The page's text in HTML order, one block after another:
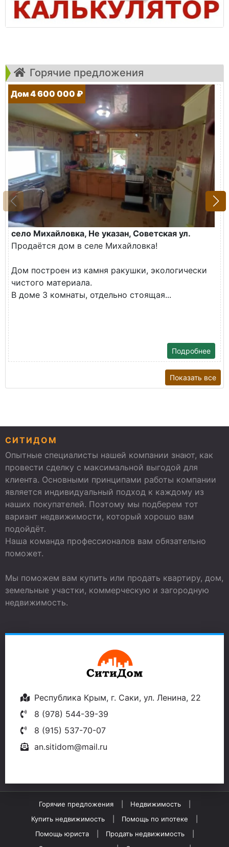
Горячие предложения
Дом 4 600 000 ₽
село Михайловка, Не указан, Советская ул.
Продаётся дом в селе Михайловка!
Дом построен из камня ракушки, экологически
чистого материала.
В доме 3 комнаты, отдельно стоящая...
Подробнее
Показать все
СИТИДОМ
Опытные специалисты нашей компании знают, как
провести сделку с максимальной выгодой для
клиента. Основными принципами работы компании
является индивидуальный подход к каждому из
наших покупателей. Поэтому мы подберем тот
вариант недвижимости, который хорошо вам
подойдёт.
Наша команда профессионалов вам обязательно
поможет.
Мы поможем вам купить или продать квартиру, дом,
земельные участки, коммерческую и загородную
недвижимость.
Республика Крым, г. Саки, ул. Ленина, 22
8 (978) 544-39-39
8 (915) 537-70-07
an.sitidom@mail.ru
Горячие предложения
Недвижимость
Купить недвижимость
Помощь по ипотеке
Помощь юриста
Продать недвижимость